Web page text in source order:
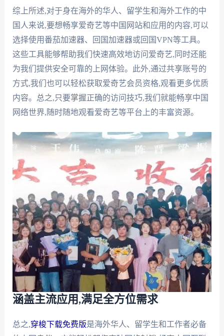
综上所述,对于身在海外的华人、留学生和海外工作的中
国人来说,要想畅享爱奇艺等中国网站和应用的内容,可以
选择使用番茄加速器、回国加速器或回国VPN等工具。
这些工具能够帮助我们快速高效地访问爱奇艺,同时还能
为我们提供安全可靠的上网体验。此外,通过共享账号的
方式,我们也可以轻松获取爱奇艺会员资格,观看更多优质
内容。总之,只要掌握正确的访问技巧,我们就能畅享中国
网络世界,随时随地观看爱奇艺等平台上的丰富资源。
涵盖主流应用,满足全方位需求
总之,穿梭下载免费版是海外华人、留学生和工作者必备